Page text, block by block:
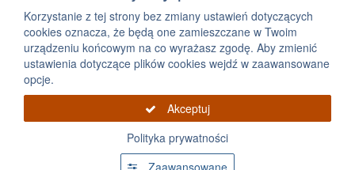
Korzystanie z tej strony bez zmiany ustawień dotyczących
cookies oznacza, że będą one zamieszczane w Twoim
urządzeniu końcowym na co wyrażasz zgodę. Aby zmienić
ustawienia dotyczące plików cookies wejdź w zaawansowane
opcje.
Akceptuj
Polityka prywatności
Zaawansowane
12 300 03 05
Napisz, jak możemy Ci pomóc
Grupa PGD 2026 Wszystkie prawa zastrzeżone, powielanie informacji zawartych na
tej stronie zabronione